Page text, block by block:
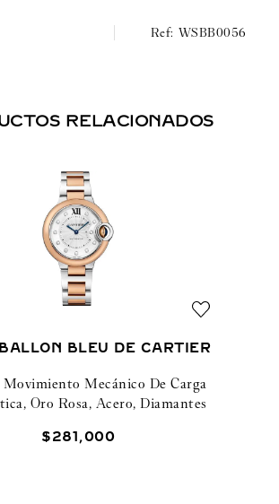
WSBB0056
RELACIONADOS
BLEU DE CARTIER
Mecánico De Carga
Oro Rosa, Acero, Diamantes
$281 ,000